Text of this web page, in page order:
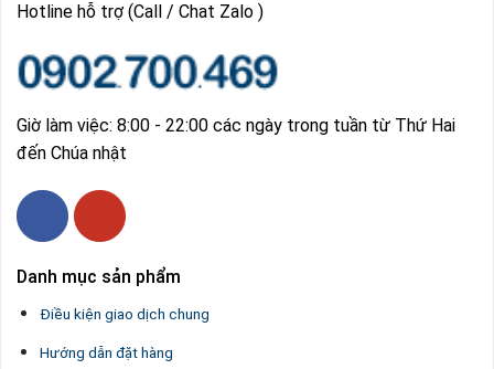
Hotline hỗ trợ (Call / Chat Zalo )
Giờ làm việc: 8:00 - 22:00 các ngày trong tuần từ Thứ Hai
đến Chúa nhật
Danh mục sản phẩm
Điều kiện giao dịch chung
Hướng dẫn đặt hàng